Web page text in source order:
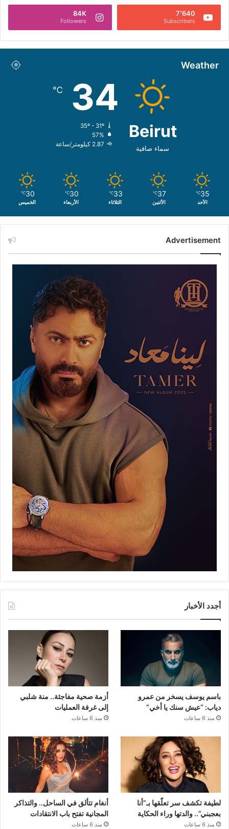
7٬640
Subscribers
84K
Followers
Weather
Beirut
سماء صافية
34
℃
35º - 31º
57%
2.87 كيلومتر/ساعة
35
℃
الأحد
37
℃
الأثنين
33
℃
الثلاثاء
30
℃
الأربعاء
30
℃
الخميس
Advertisement
أجدد الأخبار
باسم يوسف يسخر من عمرو
دياب: “عيش سنك يا أخي”
منذ 6 ساعات
أزمة صحية مفاجئة.. منة شلبي
إلى غرفة العمليات
منذ 6 ساعات
لطيفة تكشف سر تعلّقها بـ”أنا
بعجبني”.. والدتها وراء الحكاية
منذ 6 ساعات
أنغام تتألق في الساحل.. والتذاكر
المجانية تفتح باب الانتقادات
منذ 6 ساعات